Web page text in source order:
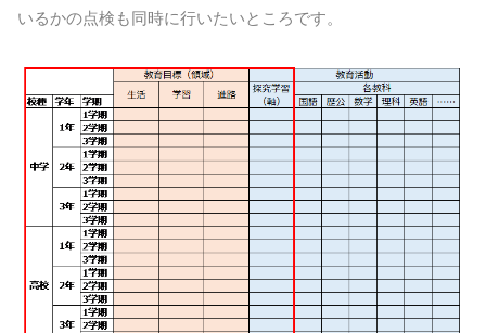
いるかの点検も同時に行いたいところです。